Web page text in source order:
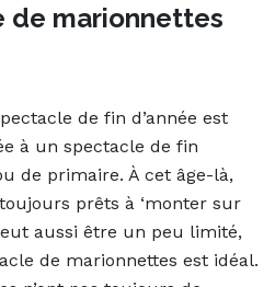
de marionnettes
de fin d’année est
à un spectacle de fin
de primaire. À cet âge-là,
prêts à ‘monter sur
aussi être un peu limité,
de marionnettes est idéal.